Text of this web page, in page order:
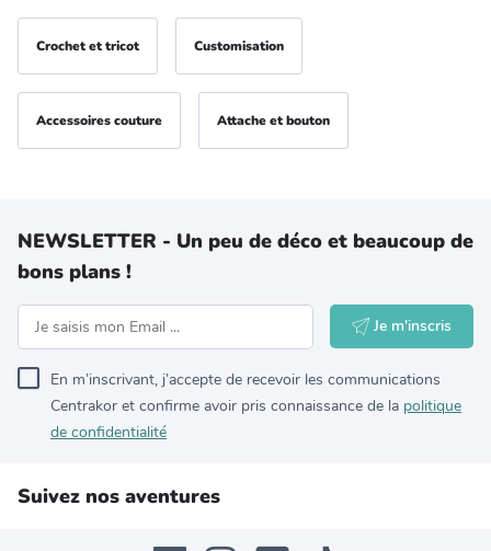
Crochet et tricot Customisation
Accessoires couture Attache et bouton
NEWSLETTER - Un peu de déco et beaucoup de
bons plans !
Je m'inscris
En m’inscrivant, j’accepte de recevoir les communications
Centrakor et confirme avoir pris connaissance de la politique
de confidentialité
Suivez nos aventures